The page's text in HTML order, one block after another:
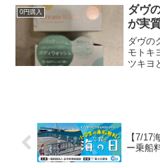
えば実
ト／口
0円購入
ダヴ
が実
ダヴの
モトキ
ツキヨ
【7/17
ー乗船